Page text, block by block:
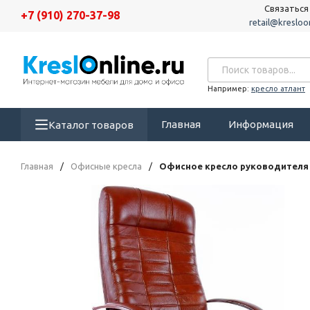
+7 (910) 270-37-98
Например: кресло атлант
Каталог товаров Главная Информация
Главная / Офисные кресла / Офисное кресло